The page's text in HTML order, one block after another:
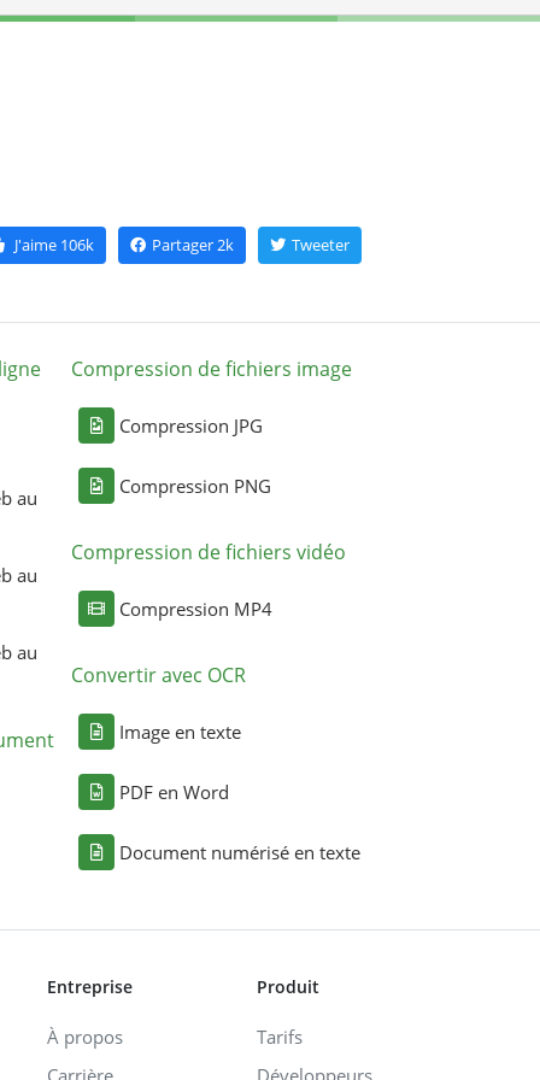
J'aime106k Partager 2k Tweeter
au
au
au
Compression de fichiers image
Compression JPG
Compression PNG
Compression de fichiers vidéo
Compression MP4
Convertir avec OCR
Image en texte
PDF en Word
Document numérisé en texte
Entreprise
À propos
Carrière
Produit
Tarifs
Développeurs